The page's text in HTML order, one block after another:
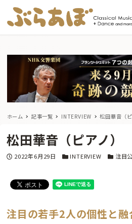
ホーム 記事一覧 INTERVIEW 松田華音（ピ
松田華音（ピアノ）
投稿日
2022年6月29日 カテゴリー
INTERVIEW カテゴ
注目
注目の若手2人の個性と